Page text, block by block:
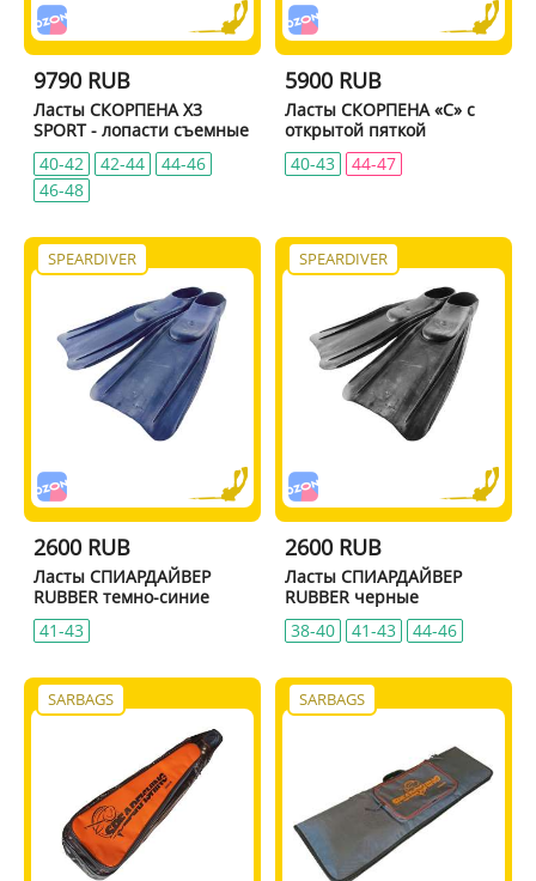
9790 RUB
Ласты СКОРПЕНА X3
SPORT - лопасти съемные
40-42
42-44
44-46
46-48
5900 RUB
Ласты СКОРПЕНА «C» с
открытой пяткой
40-43
44-47
SPEARDIVER
2600 RUB
Ласты СПИАРДАЙВЕР
RUBBER темно-синие
41-43
SPEARDIVER
2600 RUB
Ласты СПИАРДАЙВЕР
RUBBER черные
38-40
41-43 44-46
SARBAGS SARBAGS